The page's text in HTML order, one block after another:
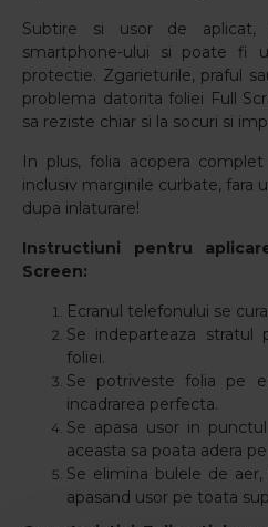
Subtire si usor de
smartphone-ului si poate fi
protectie. Zgarieturile, praful
problema datorita foliei Full
sa reziste chiar si la socuri si
In plus, folia acopera
inclusiv marginile curbate, fara
dupa inlaturare!
Instructiuni pentru
Screen:
Ecranul telefonului se
Se indeparteaza stratul
foliei.
Se potriveste folia pe
incadrarea perfecta.
Se apasa usor in
aceasta sa poata adera
Se elimina bulele de
apasand usor pe toata